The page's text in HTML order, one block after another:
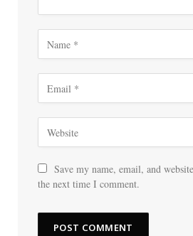
Save my name, email, and
the next time I comment.